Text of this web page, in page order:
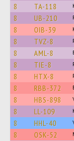
8 TA-118
8 UB-210
8 OIB-39
8 TVZ-8
8 AML-8
8 TIE-8
8 HTX-8
8 RBB-372
8 HBS-898
8 LL-109
8 HHL-40
8 OSK-52